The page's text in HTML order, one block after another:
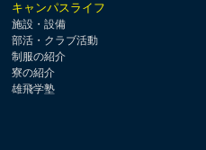
キャンパスライフ
施設・設備
部活・クラブ活動
制服の紹介
寮の紹介
雄飛学塾